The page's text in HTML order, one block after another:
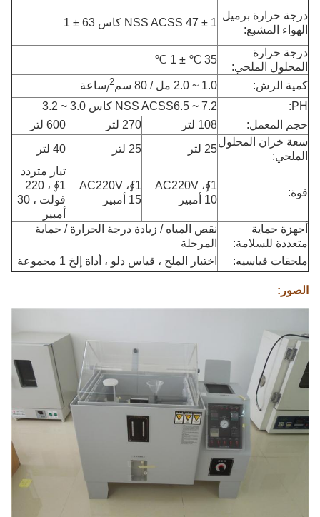
درجة حرارة برميل
الهواء المشبع:
NSS ACSS 47 ± 1 كاس 63 ± 1
درجة حرارة
المحلول الملحي:
35 ℃ ± 1 ℃
كمية الرش: 1.0 ~ 2.0 مل / 80 سم 2
/ساعة
PH:
NSS ACSS6.5 ~ 7.2 كاس 3.0 ~ 3.2
حجم المعمل:
108 لتر 270 لتر
600 لتر
سعة خزان المحلول
الملحي:
25 لتر 25 لتر 40 لتر
قوة:
1∮AC220V ،
10 أمبير
1∮AC220V ،
15 أمبير
تيار متردد
1∮ ، 220
فولت ، 30
أمبير
أجهزة حماية
متعددة للسلامة:
نقص المياه / زيادة درجة الحرارة / حماية
المرحلة
ملحقات قياسيه:
اختبار الملح ، قياس دلو ، أداة إلخ 1 مجموعة
الصور: